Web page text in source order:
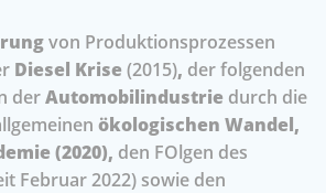
von Produktionsprozessen
Diesel Krise (2015), der folgenden
derAutomobilindustrie durch die
ökologischen Wandel,
(2020), den FOlgen des
Februar 2022) sowie den